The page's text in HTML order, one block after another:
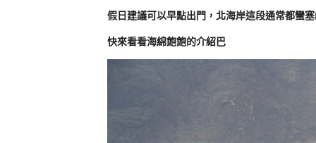
假日建議可以早點出門，北海岸這段通常都蠻
快來看看海綿飽飽的介紹巴